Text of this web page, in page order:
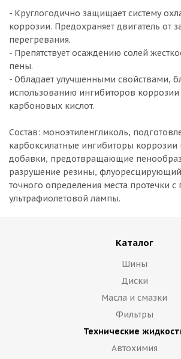
- Круглогодично защищает систему
коррозии. Предохраняет двигатель от
перегревания.
- Препятствует осаждению солей
пены.
- Обладает улучшенными свойствами,
использованию ингибиторов коррозии
карбоновых кислот.
Состав: моноэтиленгликоль,
карбоксилатные ингибиторы коррозии
добавки, предотвращающие
разрушение резины, флуоресцирующий
точного определения места протечки
ультрафиолетовой лампы.
Каталог
Шины
Диски
Масла и смазки
Фильтры
Технические
Автохимия